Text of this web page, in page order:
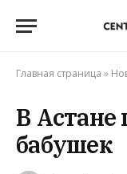
Главная страница »
В Астане
бабушек